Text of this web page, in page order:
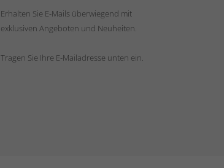
Erhalten Sie E-Mails überwiegend mit
exklusiven Angeboten und Neuheiten.
Tragen Sie Ihre E-Mailadresse unten ein.